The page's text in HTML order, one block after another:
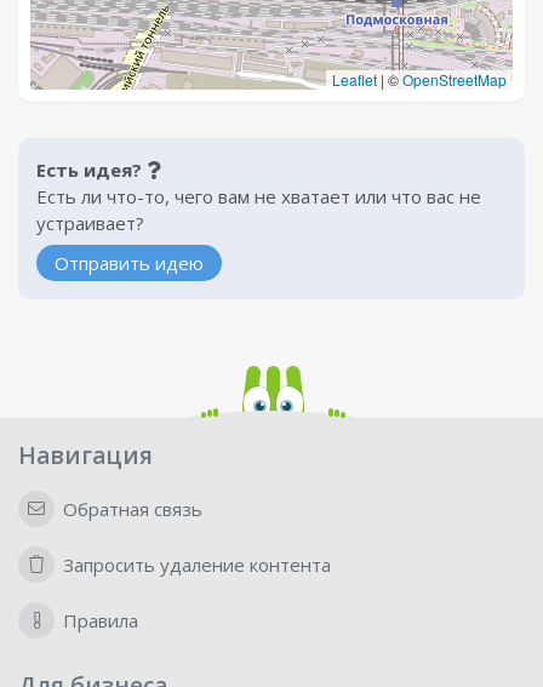
Leaflet | ©OpenStreetMap
Есть идея?
Есть ли что-то, чего вам не хватает или что вас не
устраивает?
Отправить идею
Навигация
Обратная связь
Запросить удаление контента
Правила